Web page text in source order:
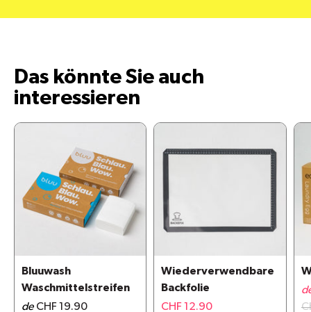
Das könnte Sie auch
interessieren
Bluuwash
Waschmittelstreifen
de CHF 19.90
Wiederverwendbare
Backfolie
CHF 12.90